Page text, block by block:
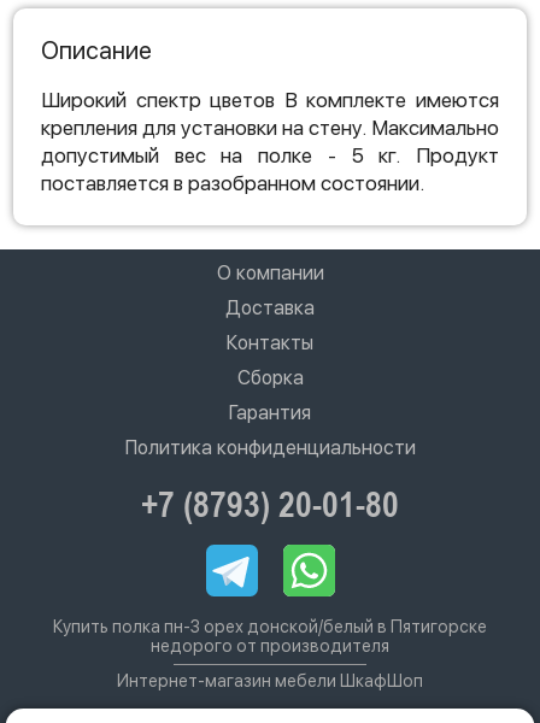
Описание
Широкий спектр цветов В комплекте имеются
крепления для установки на стену. Максимально
допустимый вес на полке - 5 кг. Продукт
поставляется в разобранном состоянии.
О компании
Доставка
Контакты
Сборка
Гарантия
Политика конфиденциальности
+7 (8793) 20-01-80
Купить полка пн-3 орех донской/белый в Пятигорске
недорого от производителя
Интернет-магазин мебели ШкафШоп